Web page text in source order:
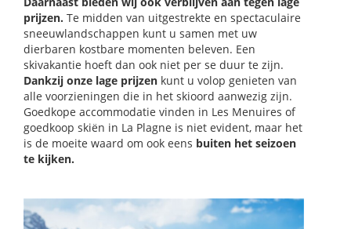
prijzen. Te midden van uitgestrekte en spectaculaire
sneeuwlandschappen kunt u samen met uw
dierbaren kostbare momenten beleven. Een
skivakantie hoeft dan ook niet per se duur te zijn.
Dankzij onze lage prijzen kunt u volop genieten van
alle voorzieningen die in het skioord aanwezig zijn.
Goedkope accommodatie vinden in Les Menuires of
goedkoop skiën in La Plagne is niet evident, maar het
is de moeite waard om ook eens buiten het seizoen
te kijken.